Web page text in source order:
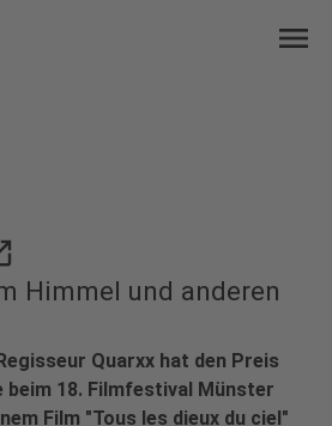
menu
Himmel und anderen
Quarxx hat den Preis
beim 18. Filmfestival Münster
Film "Tous les dieux du ciel"